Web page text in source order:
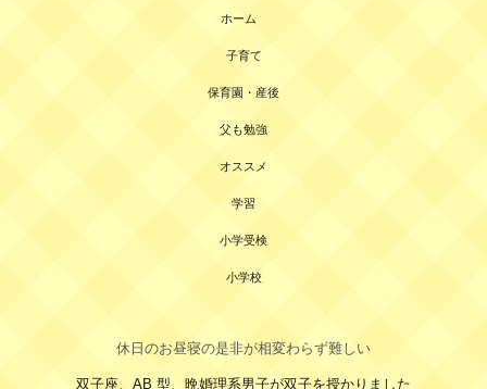
ホーム
子育て
保育園・産後
父も勉強
オススメ
学習
小学受検
小学校
休日のお昼寝の是非が相変わらず難しい
双子座、AB 型、晩婚理系男子が双子を授かりました